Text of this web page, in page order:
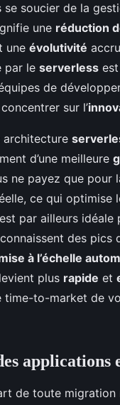
se soucier de la
une réduction
une évolutivité
par le serverless
de
sur l’
architecture
d’une meilleure
ne payez que pour
ce qui optimise
par ailleurs idéale
des pics
à l’échelle
plus rapide et
time-to-market de
applications
de toute migration